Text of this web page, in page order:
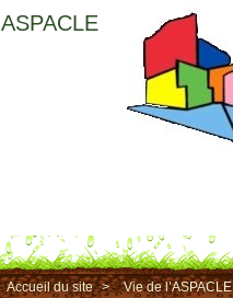
ASPACLE
Accueil du site > Vie de l’ASPACLE